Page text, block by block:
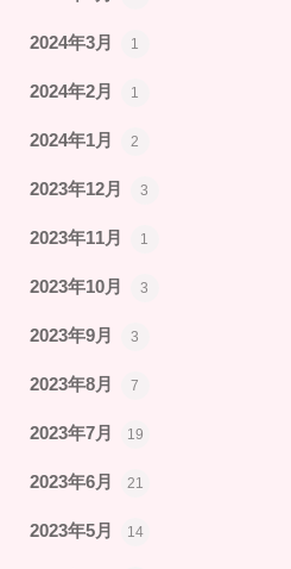
2024年3月 1
2024年2月 1
2024年1月 2
2023年12月 3
2023年11月 1
2023年10月 3
2023年9月 3
2023年8月 7
2023年7月 19
2023年6月 21
2023年5月 14